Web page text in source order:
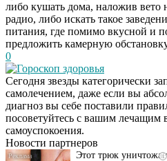
либо кушать дома, наложив вето
радио, либо искать такое
питания, где помимо вкусной и
предложить камерную
0
Гороскоп здоровья
Сегодня звезды категорически
самолечением, даже если вы
диагноз вы себе поставили
посоветуйтесь с вашим лечащим
самоуспокоения.
Новости партнеров
i
Даже самый
запущенный грибок
исчезнет с корнем,
если перед сном…
i
Этот трюк